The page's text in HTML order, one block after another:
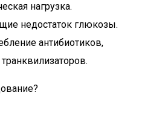
нагрузка.
недостаток глюкозы.
антибиотиков,